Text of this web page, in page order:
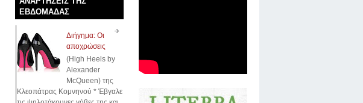
ΕΒΔΟΜΑΔΑΣ
Διήγημα: Οι
αποχρώσεις
(High Heels by
Alexander
McQueen) της
Κλεοπάτρας Κομνηνού * Έβγαλε